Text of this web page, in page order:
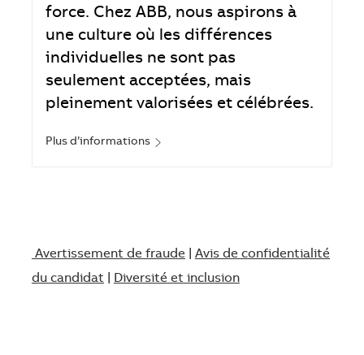
force. Chez ABB, nous aspirons à
une culture où les différences
individuelles ne sont pas
seulement acceptées, mais
pleinement valorisées et célébrées.
Plus d’informations
Avertissement de fraude| Avis de confidentialité
du candidat
Diversité et inclusion